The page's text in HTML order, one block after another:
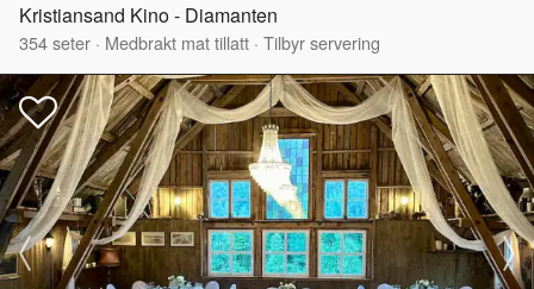
Kristiansand Kino - Diamanten
354seter · Medbrakt mat tillatt · Tilbyr servering